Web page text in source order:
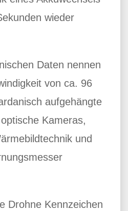
wieder
Daten nennen
von ca. 96
aufgehängte
Kameras,
und
Drohne Kennzeichen